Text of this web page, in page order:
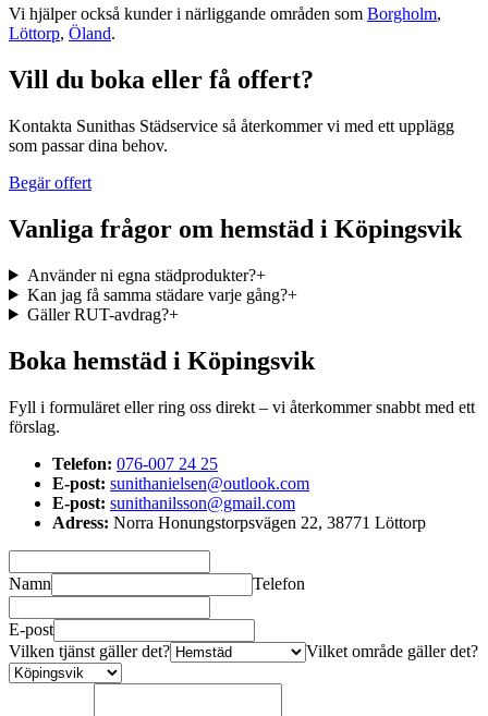
Vi hjälper också kunder i närliggande områden som Borgholm,
Löttorp, Öland.
Vill du boka eller få offert?
Kontakta Sunithas Städservice så återkommer vi med ett upplägg
som passar dina behov.
Begär offert
Vanliga frågor om hemstäd i Köpingsvik
Använder ni egna städprodukter?+
Kan jag få samma städare varje gång?+
Gäller RUT-avdrag?+
Boka hemstäd i Köpingsvik
Fyll i formuläret eller ring oss direkt – vi återkommer snabbt med ett
förslag.
Telefon: 076-007 24 25
E-post: sunithanielsen@outlook.com
E-post: sunithanilsson@gmail.com
Adress: Norra Honungstorpsvägen 22, 38771 Löttorp
Namn Telefon
E-post
Vilken tjänst gäller det?
Vilket område gäller det?